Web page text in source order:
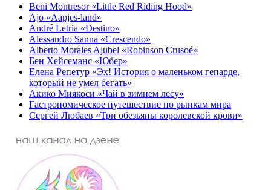
Beni Montresor «Little Red Riding Hood»
Ajo «Aapjes-land»
André Letria «Destino»
Alessandro Sanna «Crescendo»
Alberto Morales Ajubel «Robinson Crusoé»
Бен Хейсеманс «Юбер»
Елена Репетур «Эх! История о маленьком гепарде,
который не умел бегать»
Акико Миякоси «Чай в зимнем лесу»
Гастрономическое путешествие по рынкам мира
Сергей Любаев «Три обезьяны королевской крови»